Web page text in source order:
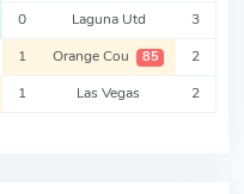
0 Laguna Utd 3
1 Orange Cou 85 2
1 Las Vegas 2